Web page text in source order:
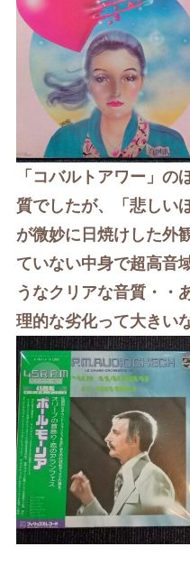
「コバルトアワー」の
質でしたが、
「悲しい
が微妙に日焼けした外
ていない中身で超高音
うなクリアな音質・・
理的な劣化って大きい